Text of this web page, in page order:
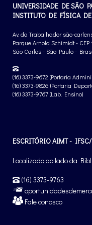
UNIVERSIDADE DE SÃO
INSTITUTO DE FÍSICA DE
Av. do Trabalhador são-
Parque Arnold Schimidt - CEP
São Carlos - São Paulo -
(16) 3373-9672 (Portaria
(16) 3373-9826 (Portaria
(16) 3373-9767 (Lab. Ensino)
ESCRITÓRIO AIMT -
Localizado ao lado da
(16) 3373-9763
Fale conosco